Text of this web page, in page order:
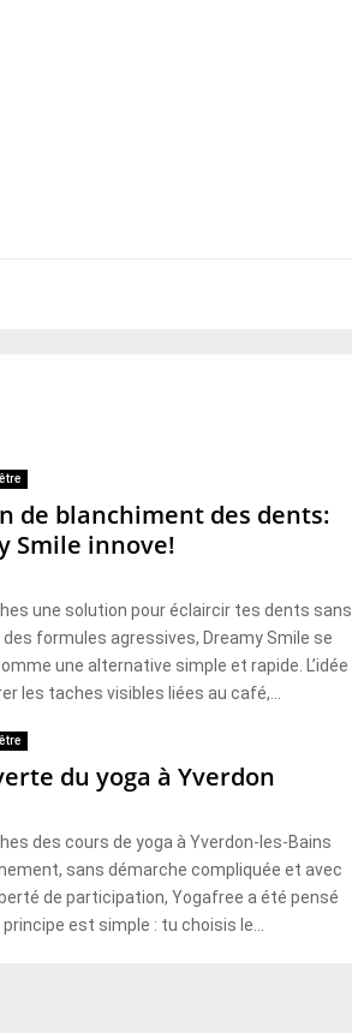
de blanchiment des dents:
Smile innove!
une solution pour éclaircir tes dents sans
formules agressives, Dreamy Smile se
une alternative simple et rapide. L’idée
les taches visibles liées au café,...
du yoga à Yverdon
des cours de yoga à Yverdon-les-Bains
sans démarche compliquée et avec
de participation, Yogafree a été pensé
est simple : tu choisis le...